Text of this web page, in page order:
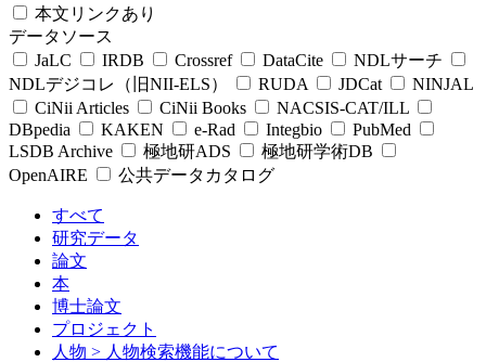
本文リンクあり
データソース
JaLC
IRDB Crossref DataCite
NDLサーチ
NDLデジコレ（旧NII-ELS）
RUDA JDCat
NINJAL
CiNii Articles
CiNii Books
NACSIS-CAT/ILL
DBpedia
KAKEN e-Rad Integbio
PubMed
LSDB Archive
極地研ADS
極地研学術DB
OpenAIRE
公共データカタログ
すべて
研究データ
論文
本
博士論文
プロジェクト
人物 > 人物検索機能について